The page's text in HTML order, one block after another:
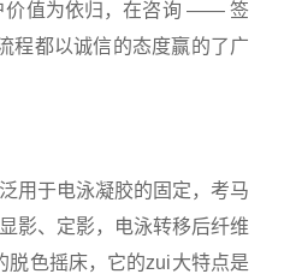
价值为依归，在咨询 —— 签
都以诚信的态度赢的了广
用于电泳凝胶的固定，考马
影、定影，电泳转移后纤维
色摇床，它的zui大特点是